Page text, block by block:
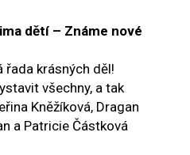
dětí – Známe nové
řada krásných děl!
všechny, a tak
Kněžíková, Dragan
a Patricie Částková